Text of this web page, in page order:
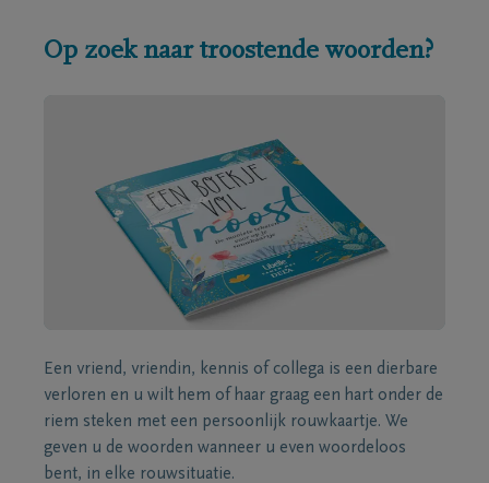
Op zoek naar troostende woorden?
Een vriend, vriendin, kennis of collega is een dierbare
verloren en u wilt hem of haar graag een hart onder de
riem steken met een persoonlijk rouwkaartje. We
geven u de woorden wanneer u even woordeloos
bent, in elke rouwsituatie.